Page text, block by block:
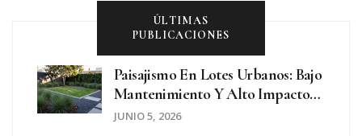
ÚLTIMAS
PUBLICACIONES
Paisajismo En Lotes Urbanos: Bajo
Mantenimiento Y Alto Impacto
Visual
JUNIO 5, 2026